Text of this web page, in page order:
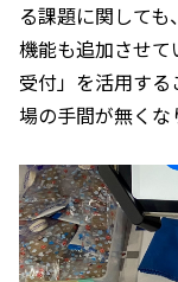
る課題に関しても
機能も追加させ
受付」を活用す
場の手間が無くな